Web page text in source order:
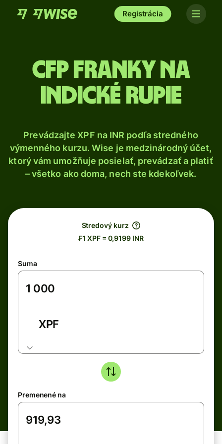
Registrácia
CFP franky na
indické rupie
Prevádzajte XPF na INR podľa stredného
výmenného kurzu. Wise je medzinárodný účet,
ktorý vám umožňuje posielať, prevádzať a platiť
– všetko ako doma, nech ste kdekoľvek.
Stredový kurz
₣1 XPF = 0,9199 INR
Suma
XPF
Premenené na